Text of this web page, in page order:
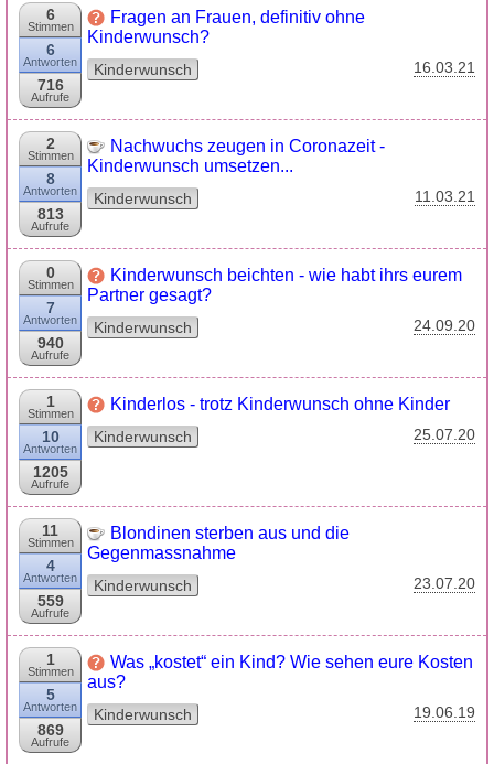
6
Stimmen
6
Antworten
716
Aufrufe
Fragen an Frauen, definitiv ohne
Kinderwunsch?
Kinderwunsch 16.03.21
2
Stimmen
8
Antworten
813
Aufrufe
Nachwuchs zeugen in Coronazeit -
Kinderwunsch umsetzen...
Kinderwunsch 11.03.21
0
Stimmen
7
Antworten
940
Aufrufe
Kinderwunsch beichten - wie habt ihrs eurem
Partner gesagt?
Kinderwunsch 24.09.20
1
Stimmen
10
Antworten
1205
Aufrufe
Kinderlos - trotz Kinderwunsch ohne Kinder
Kinderwunsch 25.07.20
11
Stimmen
4
Antworten
559
Aufrufe
Blondinen sterben aus und die
Gegenmassnahme
Kinderwunsch 23.07.20
1
Stimmen
5
Antworten
869
Aufrufe
Was „kostet“ ein Kind? Wie sehen eure Kosten
aus?
Kinderwunsch 19.06.19